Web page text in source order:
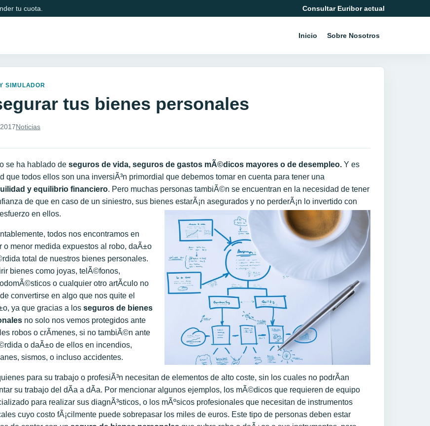
tu cuota. Consultar Euribor actual
Inicio Sobre Nosotros
SIMULADOR
tus bienes personales
Noticias
se ha hablado de seguros de vida, seguros de gastos mÃ©dicos mayores o de desempleo. Y es
que todos ellos son una inversiÃ³n primordial que debemos tomar en cuenta para tener una
y equilibrio financiero. Pero muchas personas tambiÃ©n se encuentran en la necesidad de tener
de que en caso de un siniestro, sus bienes estarÃ¡n asegurados y no perderÃ¡n lo invertido con
en ellos.
todos nos encontramos en
o menor medida expuestos al robo, daÃ±o
total de nuestros bienes personales.
bienes como joyas, telÃ©fonos,
o cualquier otro artÃ­culo no
convertirse en algo que nos quite el
ya que gracias a los seguros de bienes
no solo nos vemos protegidos ante
robos o crÃ­menes, si no tambiÃ©n ante
o daÃ±o de ellos en incendios,
sismos, o incluso accidentes.
para su trabajo o profesiÃ³n necesitan de elementos de alto coste, sin los cuales no podrÃ­an
su trabajo del dÃ­a a dÃ­a. Por mencionar algunos ejemplos, los mÃ©dicos que requieren de equipo
para realizar sus diagnÃ³sticos, o los mÃºsicos profesionales que necesitan de instrumentos
cuyo costo fÃ¡cilmente puede sobrepasar los miles de euros. Este tipo de personas deben estar